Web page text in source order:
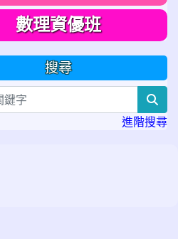
數理資優班
搜尋
進階搜尋